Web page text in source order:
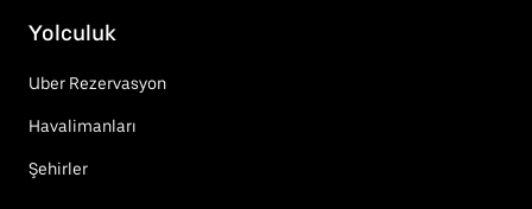
Yolculuk
Uber Rezervasyon
Havalimanları
Şehirler